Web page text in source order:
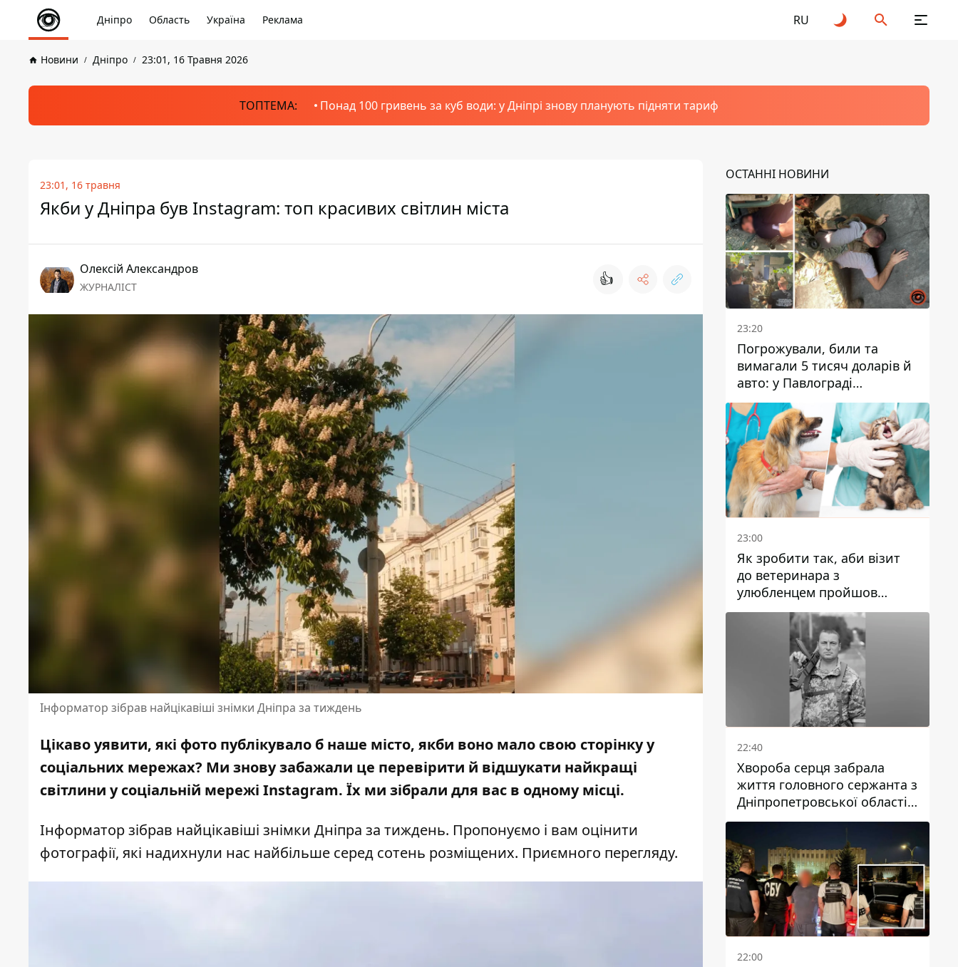
Дніпро Область Україна Реклама RU
Новини Дніпро 23:01, 16 Травня 2026
ТОПТЕМА: Понад 100 гривень за куб води: у Дніпрі знову планують підняти тариф
23:01, 16 травня
Якби у Дніпра був Instagram: топ красивих світлин міста
Олексій Александров
ЖУРНАЛІСТ 👍
Інформатор зібрав найцікавіші знімки Дніпра за тиждень
Цікаво уявити, які фото публікувало б наше місто, якби воно мало свою сторінку у
соціальних мережах? Ми знову забажали це перевірити й відшукати найкращі
світлини у соціальній мережі Instagram. Їх ми зібрали для вас в одному місці.
Інформатор зібрав найцікавіші знімки Дніпра за тиждень. Пропонуємо і вам оцінити
фотографії, які надихнули нас найбільше серед сотень розміщених. Приємного перегляду.
ОСТАННІ НОВИНИ
23:20
Погрожували, били та
вимагали 5 тисяч доларів й
авто: у Павлограді
затримали двох чоловіків
23:00
Як зробити так, аби візит
до ветеринара з
улюбленцем пройшов
спокійно: прості поради
22:40
Хвороба серця забрала
життя головного сержанта з
Дніпропетровської області
Юрія Свистуна
22:00